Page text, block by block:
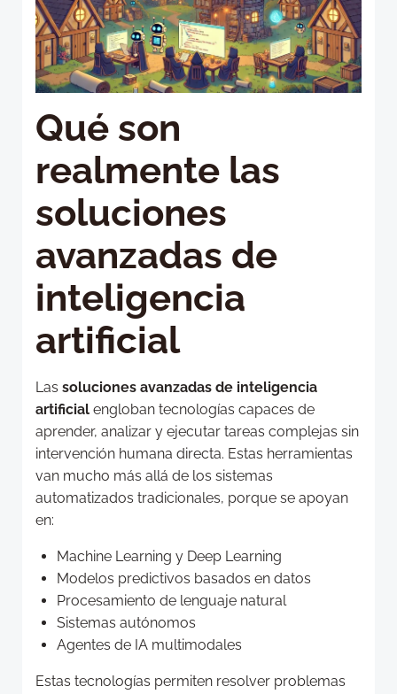
Qué son
realmente las
soluciones
avanzadas de
inteligencia
artificial
Las soluciones avanzadas de inteligencia
artificial engloban tecnologías capaces de
aprender, analizar y ejecutar tareas complejas sin
intervención humana directa. Estas herramientas
van mucho más allá de los sistemas
automatizados tradicionales, porque se apoyan
en:
Machine Learning y Deep Learning
Modelos predictivos basados en datos
Procesamiento de lenguaje natural
Sistemas autónomos
Agentes de IA multimodales
Estas tecnologías permiten resolver problemas